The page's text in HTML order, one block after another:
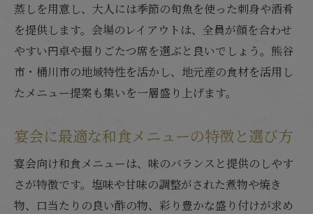
蒸しを用意し、大人には季節の旬魚を使った刺身や酒肴
を提供します。会場のレイアウトは、全員が顔を合わせ
やすい円卓や掘りごたつ席を選ぶと良いでしょう。熊谷
市・桶川市の地域特性を活かし、地元産の食材を活用し
たメニュー提案も集いを一層盛り上げます。
宴会に最適な和食メニューの特徴と選び方
宴会向け和食メニューは、味のバランスと提供のしやす
さが特徴です。塩味や甘味の調整がされた煮物や焼き
物、口当たりの良い酢の物、彩り豊かな盛り付けが求め